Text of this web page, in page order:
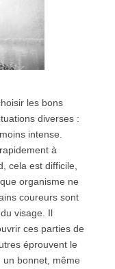
les bons
diverses :
intense.
à
cela est difficile,
organisme ne
coureurs sont
visage. Il
ces parties de
éprouvent le
bonnet, même